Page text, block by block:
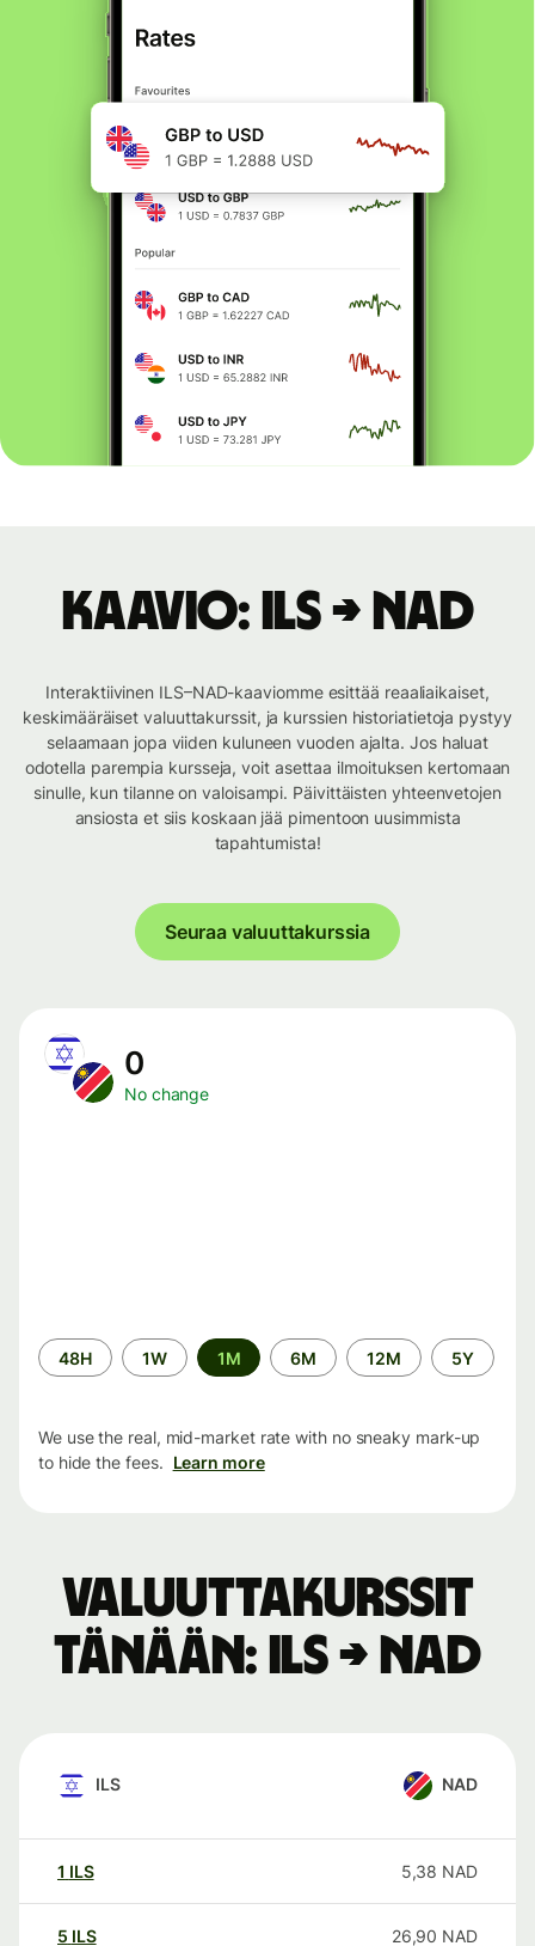
Kaavio: ILS → NAD
Interaktiivinen ILS–NAD-kaaviomme esittää reaaliaikaiset,
keskimääräiset valuuttakurssit, ja kurssien historiatietoja pystyy
selaamaan jopa viiden kuluneen vuoden ajalta. Jos haluat
odotella parempia kursseja, voit asettaa ilmoituksen kertomaan
sinulle, kun tilanne on valoisampi. Päivittäisten yhteenvetojen
ansiosta et siis koskaan jää pimentoon uusimmista
tapahtumista!
Seuraa valuuttakurssia
0
No change
Time
period
48H 1W 1M 6M 12M 5Y
We use the real, mid-market rate with no sneaky mark-up
to hide the fees. Learn more
Valuuttakurssit
tänään: ILS → NAD
ILS NAD
1 ILS 5,38 NAD
5 ILS 26,90 NAD